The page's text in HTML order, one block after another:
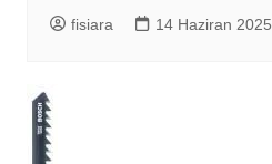
fisiara 14 Haziran 2025